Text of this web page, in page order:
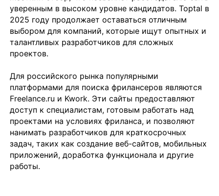
уверенным в высоком уровне кандидатов. Toptal в
2025 году продолжает оставаться отличным
выбором для компаний, которые ищут опытных и
талантливых разработчиков для сложных
проектов.
Для российского рынка популярными
платформами для поиска фрилансеров являются
Freelance.ru и Kwork. Эти сайты предоставляют
доступ к специалистам, готовым работать над
проектами на условиях фриланса, и позволяют
нанимать разработчиков для краткосрочных
задач, таких как создание веб-сайтов, мобильных
приложений, доработка функционала и другие
работы.